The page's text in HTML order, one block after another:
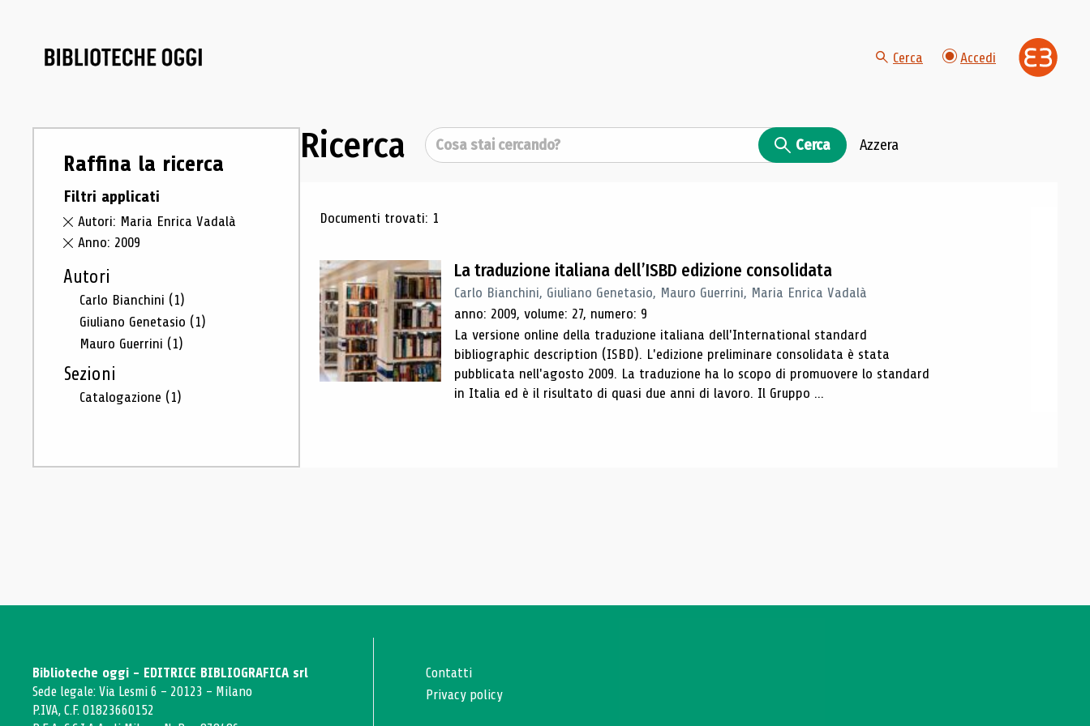
Cerca Accedi
Raffina la ricerca
Filtri applicati
Autori: Maria Enrica Vadalà
Anno: 2009
Autori
Carlo Bianchini (1)
Giuliano Genetasio (1)
Mauro Guerrini (1)
Sezioni
Catalogazione (1)
Ricerca Cerca Cerca Azzera
Risultati di ricerca
Documenti trovati: 1
La traduzione italiana dell’ISBD edizione consolidata
Carlo Bianchini, Giuliano Genetasio, Mauro Guerrini, Maria Enrica Vadalà
anno: 2009, volume: 27, numero: 9
La versione online della traduzione italiana dell'International standard
bibliographic description (ISBD). L'edizione preliminare consolidata è stata
pubblicata nell'agosto 2009. La traduzione ha lo scopo di promuovere lo standard
in Italia ed è il risultato di quasi due anni di lavoro. Il Gruppo ...
Biblioteche oggi - EDITRICE BIBLIOGRAFICA srl
Sede legale: Via Lesmi 6 - 20123 - Milano
P.IVA, C.F. 01823660152
Contatti
Privacy policy